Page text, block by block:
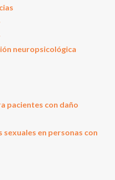
neuropsicológica
pacientes con daño
en personas con